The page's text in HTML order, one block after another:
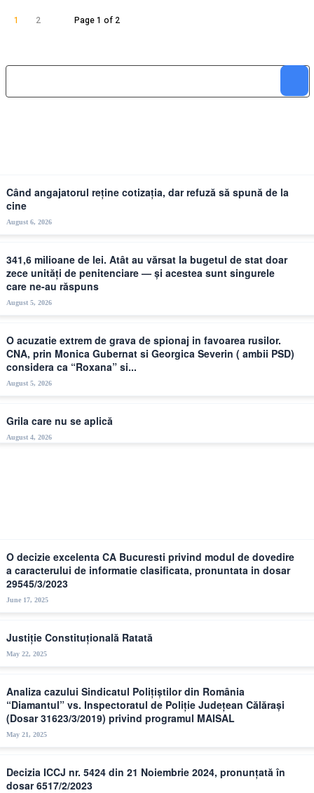
1 2 Page 1 of 2
Când angajatorul reține cotizația, dar refuză să spună de la
cine
August 6, 2026
341,6 milioane de lei. Atât au vărsat la bugetul de stat doar
zece unități de penitenciare — și acestea sunt singurele
care ne-au răspuns
August 5, 2026
O acuzatie extrem de grava de spionaj in favoarea rusilor.
CNA, prin Monica Gubernat si Georgica Severin ( ambii PSD)
considera ca “Roxana” si...
August 5, 2026
Grila care nu se aplică
August 4, 2026
O decizie excelenta CA Bucuresti privind modul de dovedire
a caracterului de informatie clasificata, pronuntata in dosar
29545/3/2023
June 17, 2025
Justiție Constituțională Ratată
May 22, 2025
Analiza cazului Sindicatul Polițiștilor din România
“Diamantul” vs. Inspectoratul de Poliție Județean Călărași
(Dosar 31623/3/2019) privind programul MAISAL
May 21, 2025
Decizia ICCJ nr. 5424 din 21 Noiembrie 2024, pronunțată în
dosar 6517/2/2023